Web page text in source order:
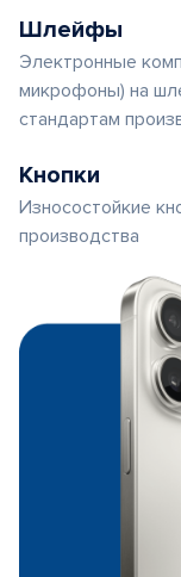
Шлейфы
Электронные
микрофоны) на
стандартам
Кнопки
Износостойкие
производства